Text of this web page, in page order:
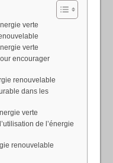
verte
verte
encourager
renouvelable
dans les
verte
de l’énergie
renouvelable